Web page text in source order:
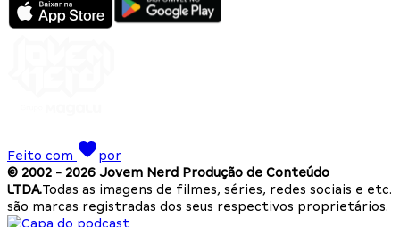
Feito com
por
© 2002 - 2026 Jovem Nerd Produção de Conteúdo
LTDA.Todas as imagens de filmes, séries, redes sociais e etc.
são marcas registradas dos seus respectivos proprietários.